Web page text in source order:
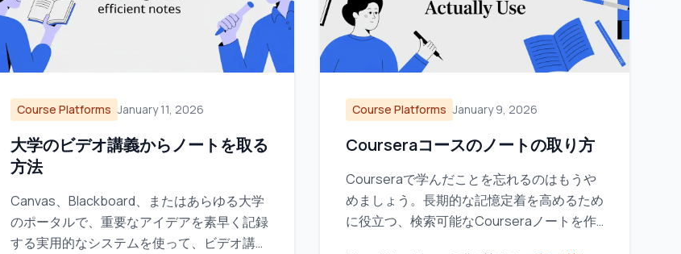
Course Platforms January 11, 2026
大学のビデオ講義からノートを取る
方法
Canvas、Blackboard、またはあらゆる大学
のポータルで、重要なアイデアを素早く記録
する実用的なシステムを使って、ビデオ講義
Course Platforms January 9, 2026
Courseraコースのノートの取り方
Courseraで学んだことを忘れるのはもうや
めましょう。長期的な記憶定着を高めるため
に役立つ、検索可能なCourseraノートを作